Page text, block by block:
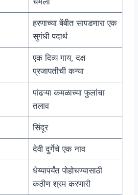
हरणाच्या बेंबीत सापडणारा एक
सुगंधी पदार्थ
एक दिव्य गाय, दक्ष
प्रजापतीची कन्या
पांढऱ्या कमळाच्या फुलांचा
तलाव
सिंदूर
देवी दुर्गेचे एक नाव
धेय्यापर्यंत पोहोचण्यासाठी
कठीण श्रम करणारी